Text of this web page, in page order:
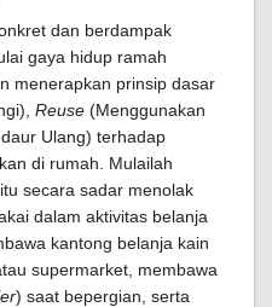
dan berdampak
gaya hidup ramah
menerapkan prinsip dasar
Reuse (Menggunakan
Ulang) terhadap
di rumah. Mulailah
secara sadar menolak
dalam aktivitas belanja
kantong belanja kain
supermarket, membawa
) saat bepergian, serta